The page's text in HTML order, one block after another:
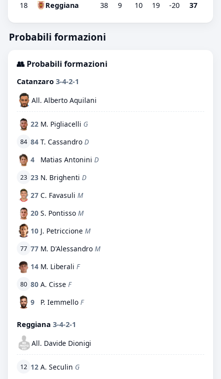
18 Reggiana 38 9 10 19 -20 37
Probabili formazioni
👥 Probabili formazioni
Catanzaro 3-4-2-1
All. Alberto Aquilani
22 M. Pigliacelli G
84 84 T. Cassandro D
4
Matias Antonini D
23 23 N. Brighenti D
27 C. Favasuli M
20 S. Pontisso M
10 J. Petriccione M
77 77 M. D'Alessandro M
14 M. Liberali F
80 80 A. Cisse F
9
P. Iemmello F
Reggiana 3-4-2-1
All. Davide Dionigi
12 12 A. Seculin G